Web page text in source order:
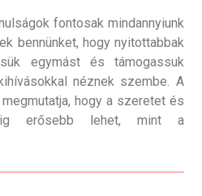
fontosak mindannyiunk
bennünket, hogy nyitottabbak
egymást és támogassuk
néznek szembe. A
hogy a szeretet és
erősebb lehet, mint a